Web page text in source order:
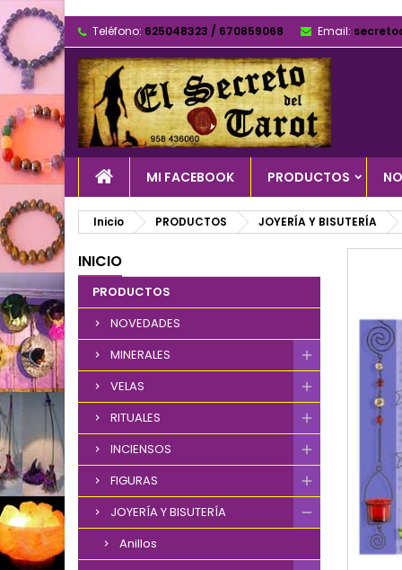
Teléfono: 625048323 / 670859068 Email:
MI FACEBOOK PRODUCTOS
Inicio PRODUCTOS JOYERÍA Y BISUTERÍA
INICIO
PRODUCTOS
NOVEDADES
MINERALES
VELAS
RITUALES
INCIENSOS
FIGURAS
JOYERÍA Y BISUTERÍA
Anillos